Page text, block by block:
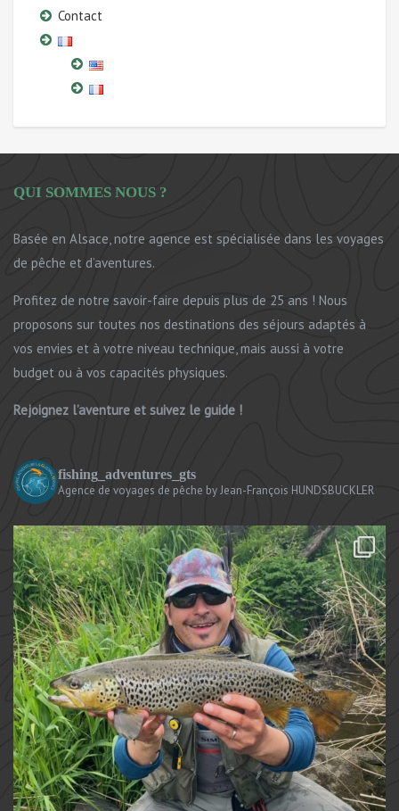
Contact
QUI SOMMES NOUS ?
Basée en Alsace, notre agence est spécialisée dans les voyages
de pêche et d’aventures.
Profitez de notre savoir-faire depuis plus de 25 ans ! Nous
proposons sur toutes nos destinations des séjours adaptés à
vos envies et à votre niveau technique, mais aussi à votre
budget ou à vos capacités physiques.
Rejoignez l’aventure et suivez le guide !
fishing_adventures_gts
Agence de voyages de pêche by Jean-François HUNDSBUCKLER